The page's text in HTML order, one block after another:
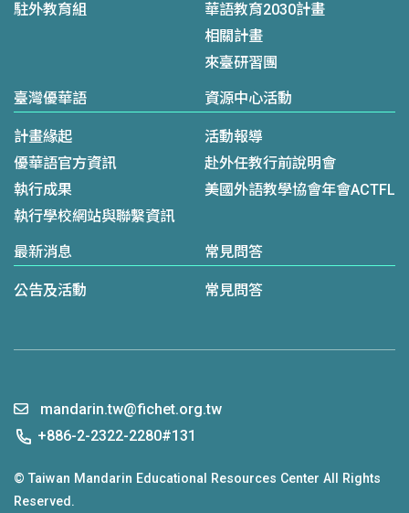
駐外教育組
華語教育2030計畫
相關計畫
來臺研習團
臺灣優華語
計畫緣起
優華語官方資訊
執行成果
執行學校網站與聯繫資訊
資源中心活動
活動報導
赴外任教行前說明會
美國外語教學協會年會ACTFL
最新消息
公告及活動
常見問答
常見問答
mandarin.tw@fichet.org.tw
+886-2-2322-2280#131
© Taiwan Mandarin Educational Resources Center All Rights
Reserved.